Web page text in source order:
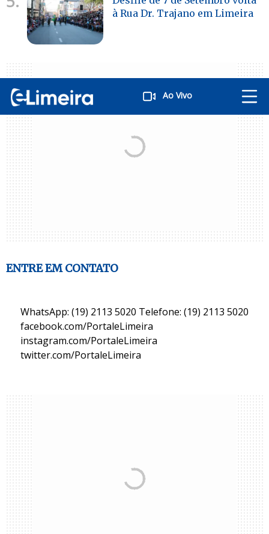
Ao Vivo
à Rua Dr. Trajano em Limeira
ENTRE EM CONTATO
WhatsApp: (19) 2113 5020 Telefone: (19) 2113 5020
facebook.com/PortaleLimeira
instagram.com/PortaleLimeira
twitter.com/PortaleLimeira